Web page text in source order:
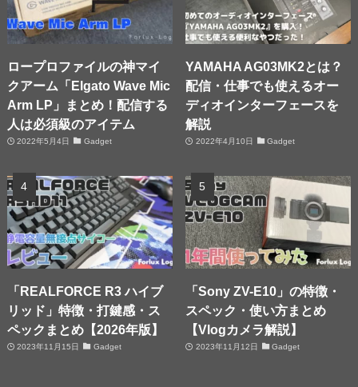
ロープロファイルの神マイ
クアーム「Elgato Wave Mic
Arm LP」まとめ！配信する
人は必須級のアイテム
2022年5月4日 Gadget
YAMAHA AG03MK2とは？
配信・仕事でも使えるオー
ディオインターフェースを
解説
2022年4月10日 Gadget
「REALFORCE R3 ハイブ
リッド」特徴・打鍵感・ス
ペックまとめ【2026年版】
2023年11月15日 Gadget
「Sony ZV-E10」の特徴・
スペック・使い方まとめ
【Vlogカメラ解説】
2023年11月12日 Gadget